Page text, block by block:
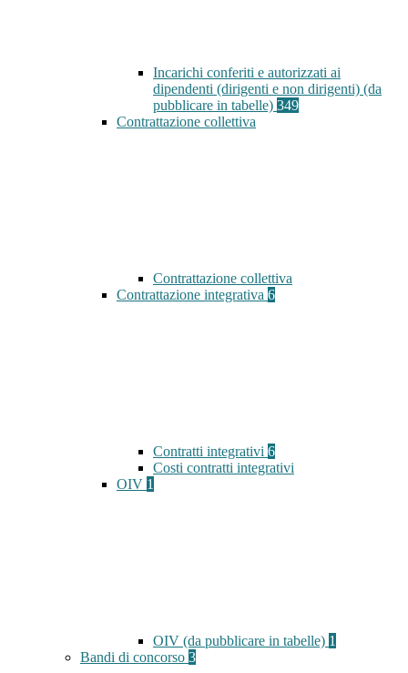
Incarichi conferiti e autorizzati ai
dipendenti (dirigenti e non dirigenti) (da
pubblicare in tabelle) 349
Contrattazione collettiva
Contrattazione collettiva
Contrattazione integrativa 6
Contratti integrativi 6
Costi contratti integrativi
OIV 1
OIV (da pubblicare in tabelle) 1
Bandi di concorso 3